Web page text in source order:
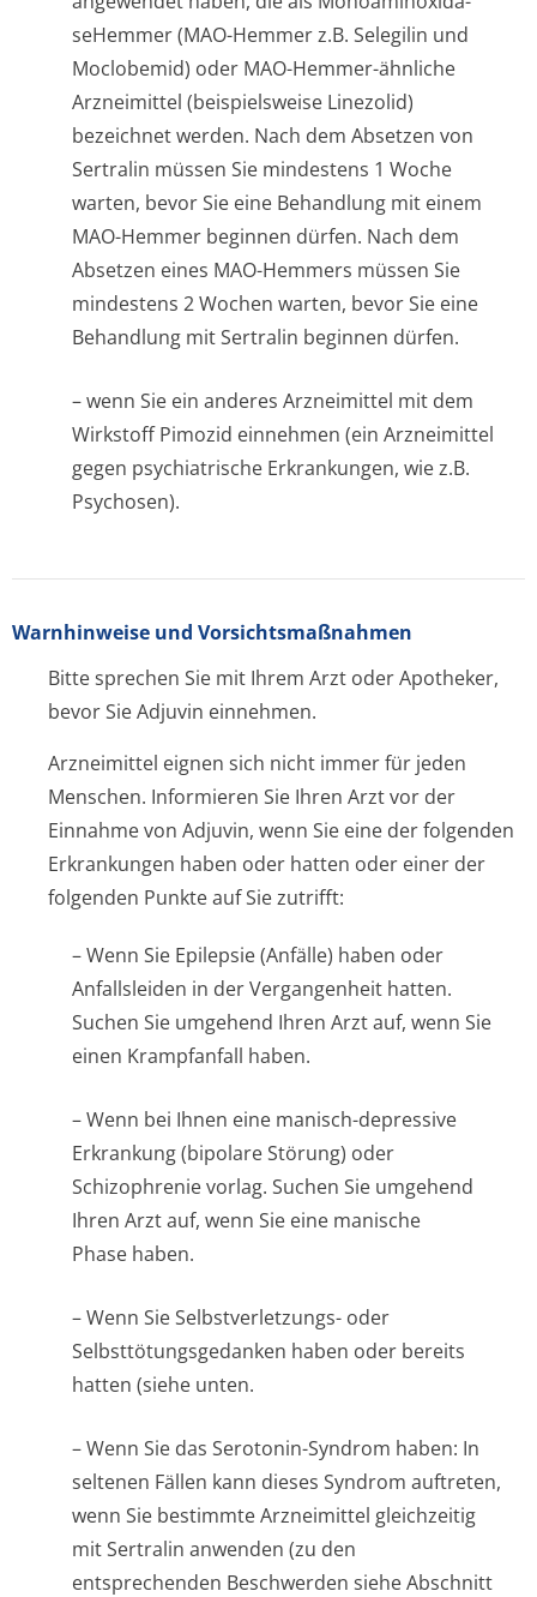
seHemmer (MAO-Hemmer z.B. Selegilin und
Moclobemid) oder MAO-Hemmer-ähnliche
Arzneimittel (beispielsweise Linezolid)
bezeichnet werden. Nach dem Absetzen von
Sertralin müssen Sie mindestens 1 Woche
warten, bevor Sie eine Behandlung mit einem
MAO-Hemmer beginnen dürfen. Nach dem
Absetzen eines MAO-Hemmers müssen Sie
mindestens 2 Wochen warten, bevor Sie eine
Behandlung mit Sertralin beginnen dürfen.
– wenn Sie ein anderes Arzneimittel mit dem
Wirkstoff Pimozid einnehmen (ein Arzneimittel
gegen psychiatrische Erkrankungen, wie z.B.
Psychosen).
Warnhinweise und Vorsichtsmaßnahmen
Bitte sprechen Sie mit Ihrem Arzt oder Apotheker,
bevor Sie Adjuvin einnehmen.
Arzneimittel eignen sich nicht immer für jeden
Menschen. Informieren Sie Ihren Arzt vor der
Einnahme von Adjuvin, wenn Sie eine der folgenden
Erkrankungen haben oder hatten oder einer der
folgenden Punkte auf Sie zutrifft:
– Wenn Sie Epilepsie (Anfälle) haben oder
Anfallsleiden in der Vergangenheit hatten.
Suchen Sie umgehend Ihren Arzt auf, wenn Sie
einen Krampfanfall haben.
– Wenn bei Ihnen eine manisch-depressive
Erkrankung (bipolare Störung) oder
Schizophrenie vorlag. Suchen Sie umgehend
Ihren Arzt auf, wenn Sie eine manische
Phase haben.
– Wenn Sie Selbstverletzungs- oder
Selbsttötungsge­danken haben oder bereits
hatten (siehe unten.
– Wenn Sie das Serotonin-Syndrom haben: In
seltenen Fällen kann dieses Syndrom auftreten,
wenn Sie bestimmte Arzneimittel gleichzeitig
mit Sertralin anwenden (zu den
entsprechenden Beschwerden siehe Abschnitt